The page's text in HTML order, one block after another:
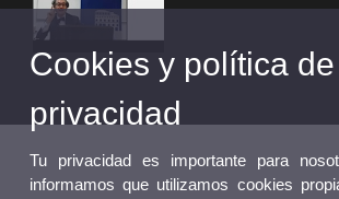
¿Por qué elegir un
Universitat de València?
Cookies y política de
privacidad
Tu privacidad es importante para
informamos que utilizamos cookies